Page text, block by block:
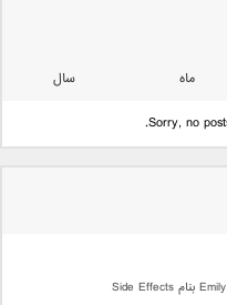
ماه
سال
Sorry, no